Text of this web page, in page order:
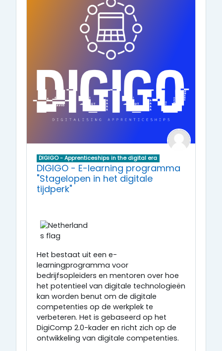
DIGIGO - Apprenticeships in the digital era
DIGIGO - E-learning programma
"Stagelopen in het digitale
tijdperk"
Het bestaat uit een e-
learningprogramma voor
bedrijfsopleiders en mentoren over hoe
het potentieel van digitale technologieën
kan worden benut om de digitale
competenties op de werkplek te
verbeteren. Het is gebaseerd op het
DigiComp 2.0-kader en richt zich op de
ontwikkeling van digitale competenties.